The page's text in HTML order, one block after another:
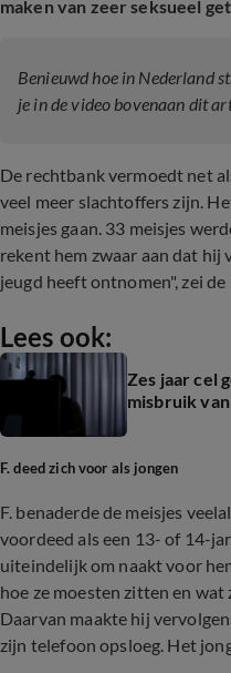
maken van zeer seksueel
Benieuwd hoe in Nederland
je in de video bovenaan dit
De rechtbank vermoedt net
veel meer slachtoffers zijn.
meisjes gaan. 33 meisjes
rekent hem zwaar aan dat hij
jeugd heeft ontnomen", zei
Lees ook:
Zes jaar cel
misbruik
F. deed zich voor als jongen
F. benaderde de meisjes
voordeed als een 13- of 14-
uiteindelijk om naakt voor
hoe ze moesten zitten en
Daarvan maakte hij
zijn telefoon opsloeg. Het